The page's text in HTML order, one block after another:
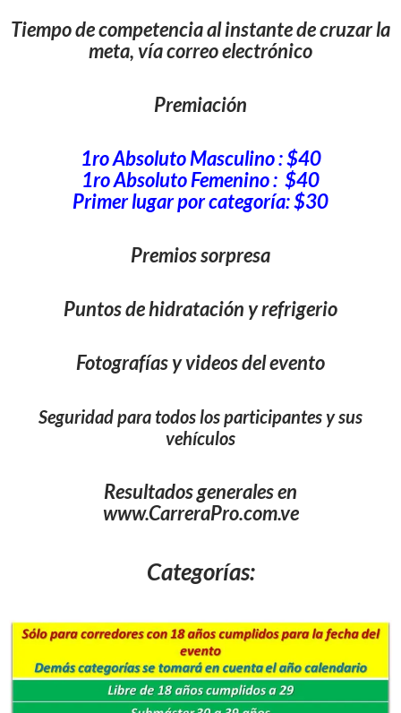
Tiempo de competencia al instante de cruzar la
meta, vía correo electrónico
Premiación
1ro Absoluto Masculino : $40
1ro Absoluto Femenino : $40
Primer lugar por categoría: $30
Premios sorpresa
Puntos de hidratación y refrigerio
Fotografías y videos del evento
Seguridad para todos los participantes y sus
vehículos
Resultados generales en
www.CarreraPro.com.ve
Categorías: